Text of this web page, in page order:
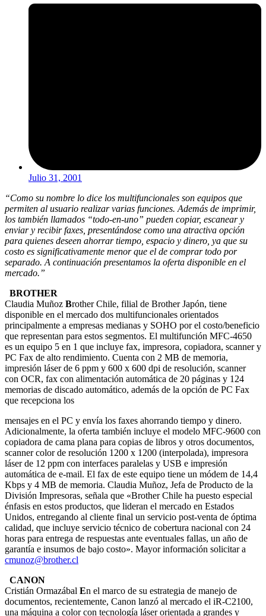
Julio 31, 2001
“Como su nombre lo dice los multifuncionales son equipos que
permiten al usuario realizar varias funciones. Además de imprimir,
los también llamados “todo-en-uno” pueden copiar, escanear y
enviar y recibir faxes, presentándose como una atractiva opción
para quienes deseen ahorrar tiempo, espacio y dinero, ya que su
costo es significativamente menor que el de comprar todo por
separado. A continuación presentamos la oferta disponible en el
mercado.”
BROTHER
Claudia Muñoz Brother Chile, filial de Brother Japón, tiene
disponible en el mercado dos multifuncionales orientados
principalmente a empresas medianas y SOHO por el costo/beneficio
que representan para estos segmentos. El multifunción MFC-4650
es un equipo 5 en 1 que incluye fax, impresora, copiadora, scanner y
PC Fax de alto rendimiento. Cuenta con 2 MB de memoria,
impresión láser de 6 ppm y 600 x 600 dpi de resolución, scanner
con OCR, fax con alimentación automática de 20 páginas y 124
memorias de discado automático, además de la opción de PC Fax
que recepciona los
mensajes en el PC y envía los faxes ahorrando tiempo y dinero.
Adicionalmente, la oferta también incluye el modelo MFC-9600 con
copiadora de cama plana para copias de libros y otros documentos,
scanner color de resolución 1200 x 1200 (interpolada), impresora
láser de 12 ppm con interfaces paralelas y USB e impresión
automática de e-mail. El fax de este equipo tiene un módem de 14,4
Kbps y 4 MB de memoria. Claudia Muñoz, Jefa de Producto de la
División Impresoras, señala que «Brother Chile ha puesto especial
énfasis en estos productos, que lideran el mercado en Estados
Unidos, entregando al cliente final un servicio post-venta de óptima
calidad, que incluye servicio técnico de cobertura nacional con 24
horas para entrega de respuestas ante eventuales fallas, un año de
garantía e insumos de bajo costo». Mayor información solicitar a
cmunoz@brother.cl
CANON
Cristián Ormazábal En el marco de su estrategia de manejo de
documentos, recientemente, Canon lanzó al mercado el iR-C2100,
una máquina a color con tecnología láser orientada a grandes y